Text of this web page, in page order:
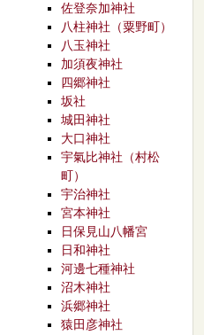
佐登奈加神社
八柱神社（粟野町）
八玉神社
加須夜神社
四郷神社
坂社
城田神社
大口神社
宇氣比神社（村松
町）
宇治神社
宮本神社
日保見山八幡宮
日和神社
河邊七種神社
沼木神社
浜郷神社
猿田彦神社